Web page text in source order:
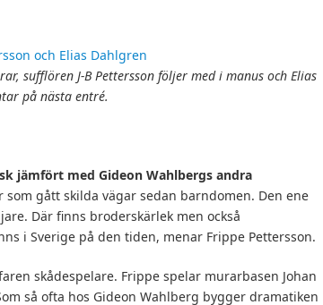
sufflören J-B Pettersson följer med i manus och Elias
på nästa entré.
jämfört med Gideon Wahlbergs andra
som gått skilda vägar sedan barndomen. Den ene
Där finns broderskärlek men också
i Sverige på den tiden, menar Frippe Pettersson.
skådespelare. Frippe spelar murarbasen Johan
så ofta hos Gideon Wahlberg bygger dramatiken